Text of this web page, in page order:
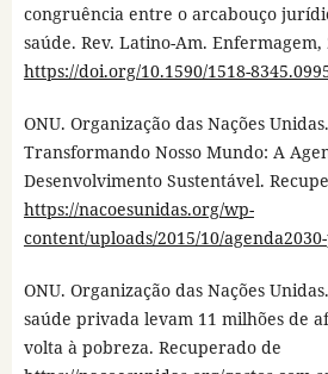
congruência entre o arcabouço
saúde. Rev. Latino-Am. Enfermagem,
https://doi.org/10.1590/1518-
ONU. Organização das Nações
Transformando Nosso Mundo: A
Desenvolvimento Sustentável.
https://nacoesunidas.org/wp-
content/uploads/2015/10/
ONU. Organização das Nações
saúde privada levam 11 milhões de
volta à pobreza. Recuperado de